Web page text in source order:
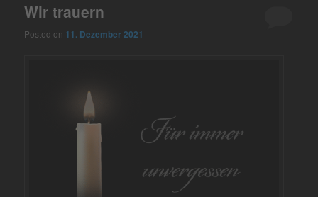
Wir trauern
Posted on 11. Dezember 2021